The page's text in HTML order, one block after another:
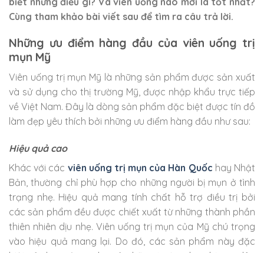
Cùng tham khảo bài viết sau để tìm ra câu trả lời.
Những ưu điểm hàng đầu của viên uống trị
mụn Mỹ
Viên uống trị mụn Mỹ là những sản phẩm được sản xuất
và sử dụng cho thị trường Mỹ, được nhập khẩu trực tiếp
về Việt Nam. Đây là dòng sản phẩm đặc biệt được tín đồ
làm đẹp yêu thích bởi những ưu điểm hàng đầu như sau:
Hiệu quả cao
Khác với các viên uống trị mụn của Hàn Quốc hay Nhật
Bản, thường chỉ phù hợp cho những người bị mụn ở tình
trạng nhẹ. Hiệu quả mang tính chất hỗ trợ điều trị bởi
các sản phẩm đều được chiết xuất từ những thành phần
thiên nhiên dịu nhẹ. Viên uống trị mụn của Mỹ chú trọng
vào hiệu quả mang lại. Do đó, các sản phẩm này đặc